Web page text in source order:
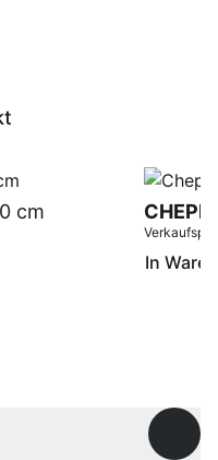
cm CHEPRI
In